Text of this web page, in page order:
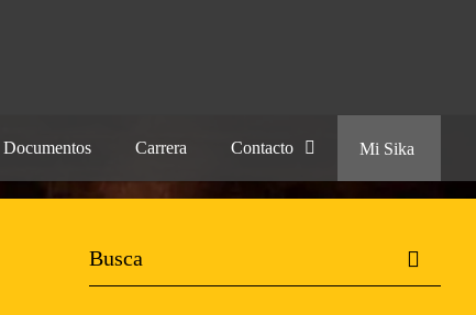
Documentos Carrera Contacto Mi Sika